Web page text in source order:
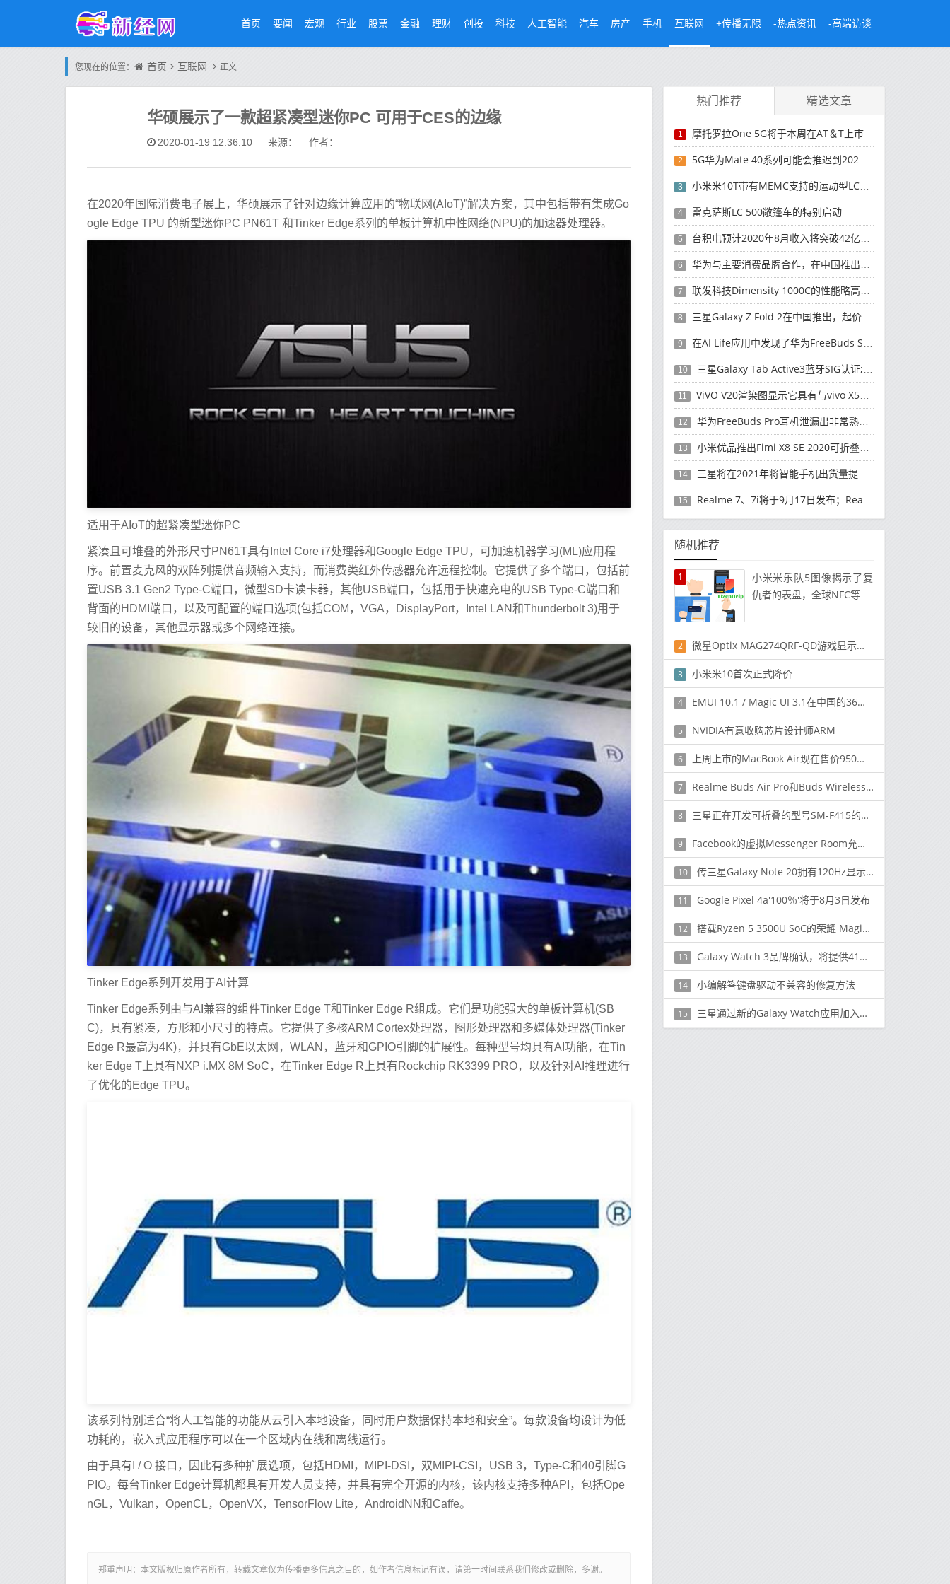
首页 要闻 宏观 行业 股票 金融 理财 创投 科技 人工智能 汽车 房产 手机 互联网 +传播无限 -热点资讯 -高端访谈
您现在的位置： 首页 互联网 正文
华硕展示了一款超紧凑型迷你PC 可用于CES的边缘
2020-01-19 12:36:10 来源： 作者：
在2020年国际消费电子展上，华硕展示了针对边缘计算应用的“物联网(AIoT)”解决方案，其中包括带有集成Go
ogle Edge TPU 的新型迷你PC PN61T 和Tinker Edge系列的单板计算机中性网络(NPU)的加速器处理器。
适用于AIoT的超紧凑型迷你PC
紧凑且可堆叠的外形尺寸PN61T具有Intel Core i7处理器和Google Edge TPU，可加速机器学习(ML)应用程
序。前置麦克风的双阵列提供音频输入支持，而消费类红外传感器允许远程控制。它提供了多个端口，包括前
置USB 3.1 Gen2 Type-C端口，微型SD卡读卡器，其他USB端口，包括用于快速充电的USB Type-C端口和
背面的HDMI端口，以及可配置的端口选项(包括COM，VGA，DisplayPort，Intel LAN和Thunderbolt 3)用于
较旧的设备，其他显示器或多个网络连接。
Tinker Edge系列开发用于AI计算
Tinker Edge系列由与AI兼容的组件Tinker Edge T和Tinker Edge R组成。它们是功能强大的单板计算机(SB
C)，具有紧凑，方形和小尺寸的特点。它提供了多核ARM Cortex处理器，图形处理器和多媒体处理器(Tinker
Edge R最高为4K)，并具有GbE以太网，WLAN，蓝牙和GPIO引脚的扩展性。每种型号均具有AI功能，在Tin
ker Edge T上具有NXP i.MX 8M SoC，在Tinker Edge R上具有Rockchip RK3399 PRO，以及针对AI推理进行
了优化的Edge TPU。
该系列特别适合“将人工智能的功能从云引入本地设备，同时用户数据保持本地和安全”。每款设备均设计为低
功耗的，嵌入式应用程序可以在一个区域内在线和离线运行。
由于具有I / O 接口，因此有多种扩展选项，包括HDMI，MIPI-DSI，双MIPI-CSI，USB 3，Type-C和40引脚G
PIO。每台Tinker Edge计算机都具有开发人员支持，并具有完全开源的内核，该内核支持多种API，包括Ope
nGL，Vulkan，OpenCL，OpenVX，TensorFlow Lite，AndroidNN和Caffe。
郑重声明：本文版权归原作者所有，转载文章仅为传播更多信息之目的，如作者信息标记有误，请第一时间联系我们修改或删除，多谢。
热门推荐 精选文章
1 摩托罗拉One 5G将于本周在AT＆T上市
2 5G华为Mate 40系列可能会推迟到2021年
3 小米米10T带有MEMC支持的运动型LCD屏幕
4 雷克萨斯LC 500敞篷车的特别启动
5 台积电预计2020年8月收入将突破42亿美元，创历史新高
6 华为与主要消费品牌合作，在中国推出采用HarmonyOS 2.0的智能家居产品
7 联发科技Dimensity 1000C的性能略高于Snapdragon 765G
8 三星Galaxy Z Fold 2在中国推出，起价为16,999元
9 在AI Life应用中发现了华为FreeBuds Studio耳机
10 三星Galaxy Tab Active3蓝牙SIG认证; 发布可能快要结束了
11 ViVO V20渲染图显示它具有与vivo X50 Pro类似的后部设计
12 华为FreeBuds Pro耳机泄漏出非常熟悉的设计
13 小米优品推出Fimi X8 SE 2020可折叠无人机
14 三星将在2021年将智能手机出货量提高至3亿部
15 Realme 7、7i将于9月17日发布；Realme 7i的完整规格并导致泄漏
随机推荐
1
小米米乐队5图像揭示了复
仇者的表盘，全球NFC等
2 微星Optix MAG274QRF-QD游戏显示器具有量子点技术
3 小米米10首次正式降价
4 EMUI 10.1 / Magic UI 3.1在中国的36个Huawei / Honor设备上已启用
5 NVIDIA有意收购芯片设计师ARM
6 上周上市的MacBook Air现在售价950美元
7 Realme Buds Air Pro和Buds Wireless Pro功能和价格
8 三星正在开发可折叠的型号SM-F415的预算
9 Facebook的虚拟Messenger Room允许多达50人同时进行视频
10 传三星Galaxy Note 20拥有120Hz显示屏，并支持真正的可变刷新率
11 Google Pixel 4a'100％'将于8月3日发布
12 搭载Ryzen 5 3500U SoC的荣耀 MagicBook 14 SE，推出8GB / 256GB内存
13 Galaxy Watch 3品牌确认，将提供41mm和45mm尺寸
14 小编解答键盘驱动不兼容的修复方法
15 三星通过新的Galaxy Watch应用加入洗手派对